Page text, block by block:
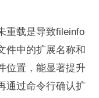
重载是导致fileinfo
件中的扩展名称和
位置，能显著提升
通过命令行确认扩